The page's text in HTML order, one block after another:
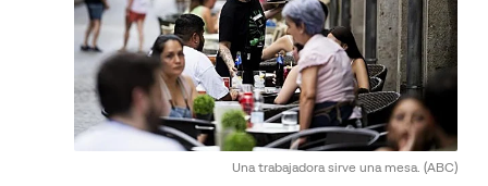
Una trabajadora sirve una mesa. (ABC)